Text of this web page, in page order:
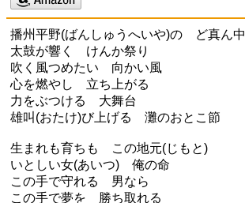
播州平野(ばんしゅうへいや)の ど真ん中
太鼓が響く けんか祭り
吹く風つめたい 向かい風
心を燃やし 立ち上がる
力をぶつける 大舞台
雄叫(おたけ)び上げる 灘のおとこ節
生まれも育ちも この地元(じもと)
いとしい女(あいつ) 俺の命
この手で守れる 男なら
この手で夢を 勝ち取れる